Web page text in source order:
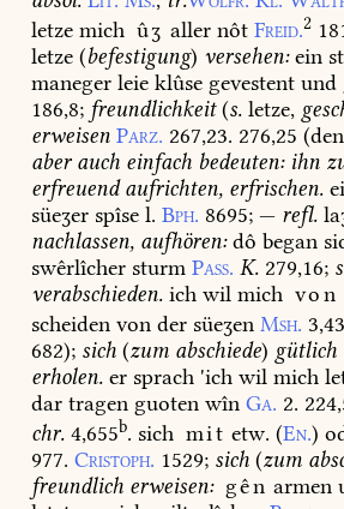
swm.
letze mich ûʒ allernôt Freid.2
letze (befestigung) versehen: ein
maneger leie klûse gevestent und
186,8; freundlichkeit(s. letze,
erweisen Parz. 267,23. 276,25 (den
aberauch einfach bedeuten:ihn
erfreuendaufrichten, erfrischen.
süeʒer spîse l. Bph. 8695; — refl.
nachlassen, aufhören: dô began
swêrlîcher sturm Pass. K. 279,16;
verabschieden. ich wil mich von
scheiden von der süeʒen Msh.
682); sich (zum abschiede) gütlich
erholen. er sprach 'ich wil mich
dar tragen guoten wîn Ga. 2.
chr. 4,655b. sich mit etw. (En.)
977. Cristoph. 1529; sich (zum
freundlich erweisen: gên armen